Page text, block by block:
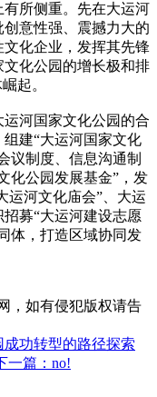
所侧重。先在大运河
意性强、震撼力大的
化企业，发挥其先锋
化公园的增长极和排
起。
运河国家文化公园的合
建“大运河国家文化
议制度、信息沟通制
化公园发展基金”，发
运河文化庙会”、大运
募“大运河建设志愿
体，打造区域协同发
，如有侵犯版权请告
功转型的路径探索
一篇：no!